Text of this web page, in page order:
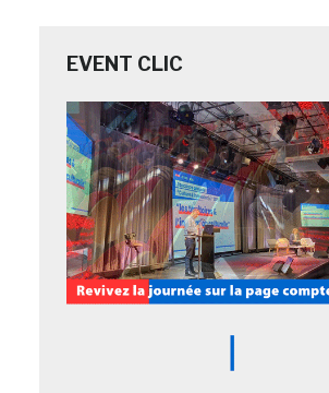
EVENT CLIC